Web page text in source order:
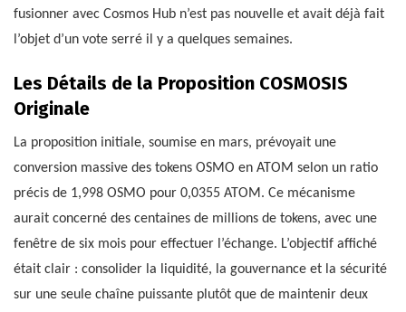
fusionner avec Cosmos Hub n’est pas nouvelle et avait déjà fait
l’objet d’un vote serré il y a quelques semaines.
Les Détails de la Proposition COSMOSIS
Originale
La proposition initiale, soumise en mars, prévoyait une
conversion massive des tokens OSMO en ATOM selon un ratio
précis de 1,998 OSMO pour 0,0355 ATOM. Ce mécanisme
aurait concerné des centaines de millions de tokens, avec une
fenêtre de six mois pour effectuer l’échange. L’objectif affiché
était clair : consolider la liquidité, la gouvernance et la sécurité
sur une seule chaîne puissante plutôt que de maintenir deux